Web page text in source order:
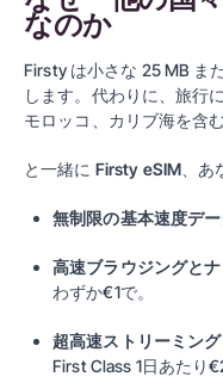
なのか
Firsty は小さな 25 MB ま
します。代わりに、旅行
モロッコ、カリブ海を含
と一緒に Firsty eSIM 、
無制限の基本速度デー
高速ブラウジングと
わずか€1で。
超高速ストリーミン
First Class 1日あたり